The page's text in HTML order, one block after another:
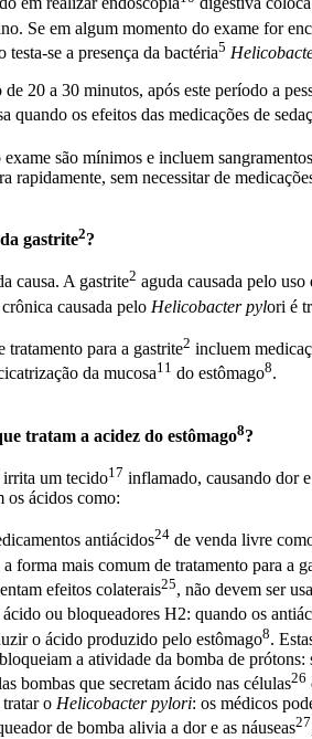
Se em algum momento do exame for
se a presença da bactéria5
20 a 30 minutos, após este período a
quando os efeitos das medicações de
exame são mínimos e incluem
rapidamente, sem necessitar de
gastrite2?
causa. A gastrite2 aguda causada pelo
crônica causada pelo Helicobacter pylori é
tratamento para a gastrite2 incluem
da mucosa11 do estômago8.
tratam a acidez do estômago8?
irrita um tecido17 inflamado, causando dor e
os ácidos como:
antiácidos24 de venda livre
forma mais comum de tratamento para a
efeitos colaterais25, não devem ser
ou bloqueadores H2: quando os
o ácido produzido pelo estômago8.
a atividade da bomba de
bombas que secretam ácido nas células26
o Helicobacter pylori: os médicos
de bomba alivia a dor e as náuseas27